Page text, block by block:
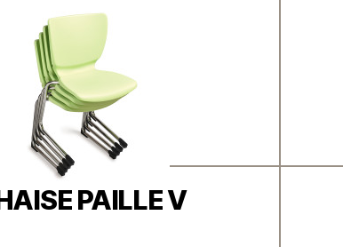
Catégories
PAILLE V